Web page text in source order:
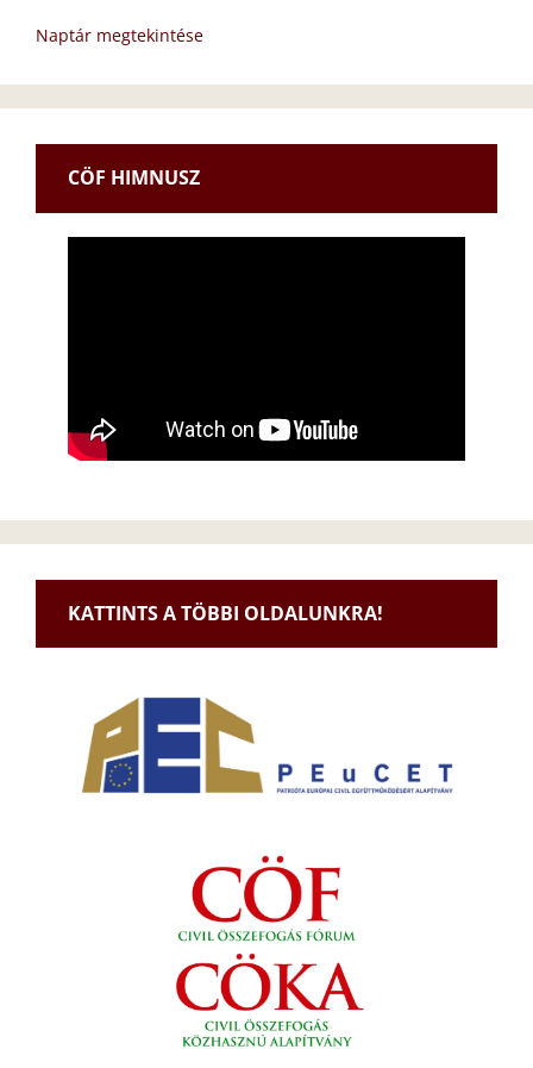
Naptár megtekintése
CÖF HIMNUSZ
KATTINTS A TÖBBI OLDALUNKRA!